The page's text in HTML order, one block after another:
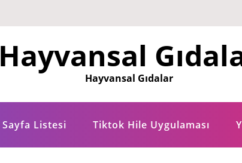
Hayvansal
Hayvansal Gıdalar
Sayfa Listesi Tiktok Hile Uygulaması